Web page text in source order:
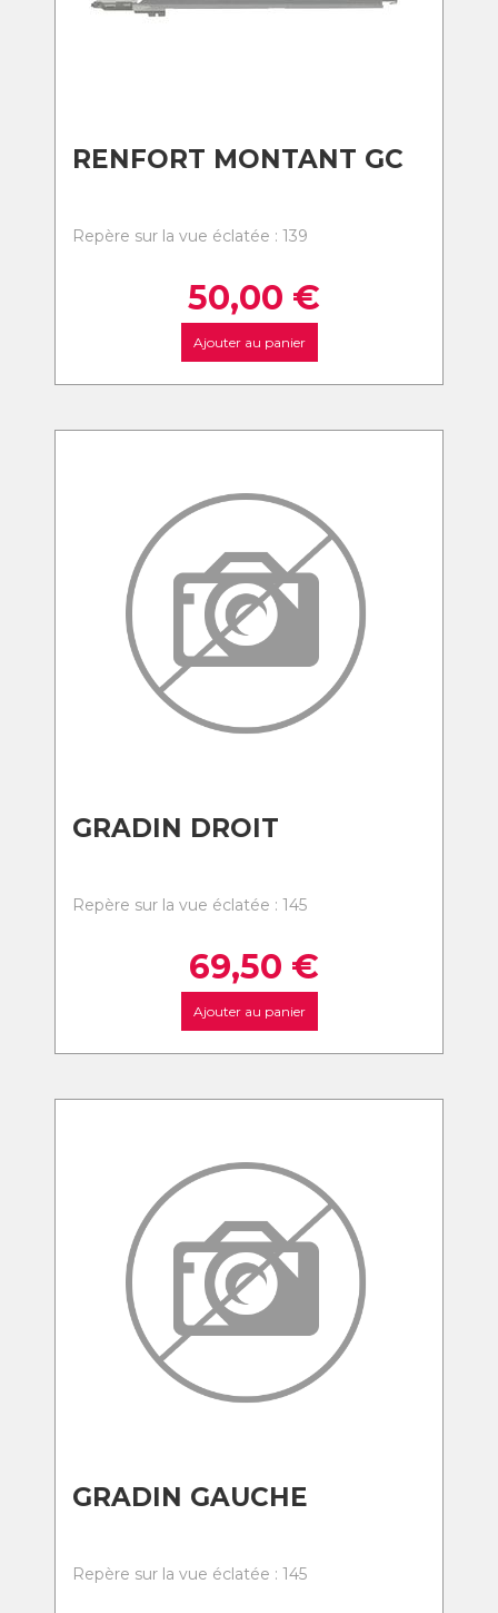
RENFORT MONTANT GC
Repère sur la vue éclatée : 139
50,00 €
Ajouter au panier
GRADIN DROIT
Repère sur la vue éclatée : 145
69,50 €
Ajouter au panier
GRADIN GAUCHE
Repère sur la vue éclatée : 145